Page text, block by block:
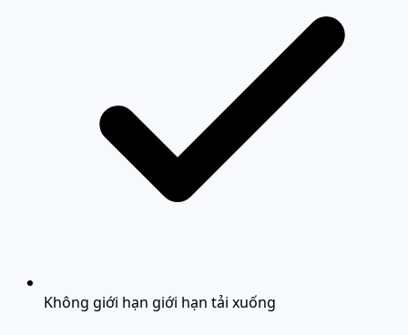
Không giới hạn giới hạn tải xuống